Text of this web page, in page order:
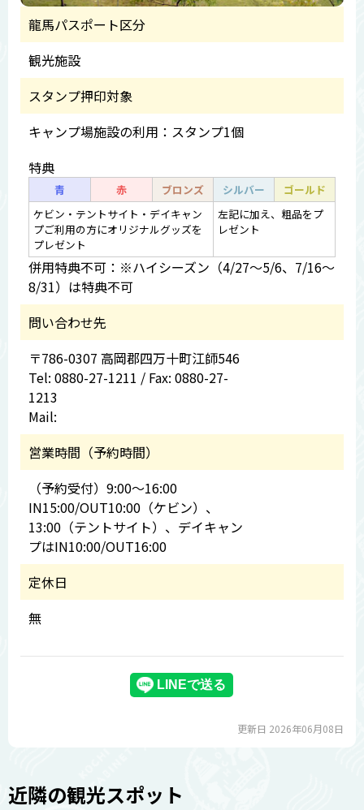
龍馬パスポート区分
観光施設
スタンプ押印対象
キャンプ場施設の利用：スタンプ1個
特典
青 赤 ブロンズ シルバー
ゴールド
ケビン・テントサイト・デイキャン
プご利用の方にオリジナルグッズを
プレゼント
左記に加え、粗品をプ
レゼント
併用特典不可：※ハイシーズン（4/27～5/6、7/16～
8/31）は特典不可
問い合わせ先
〒786-0307 高岡郡四万十町江師546
Tel: 0880-27-1211 / Fax: 0880-27-
1213
Mail:
営業時間（予約時間）
（予約受付）9:00～16:00
IN15:00/OUT10:00（ケビン）、
13:00（テントサイト）、デイキャン
プはIN10:00/OUT16:00
定休日
無
更新日 2026年06月08日
近隣の観光スポット